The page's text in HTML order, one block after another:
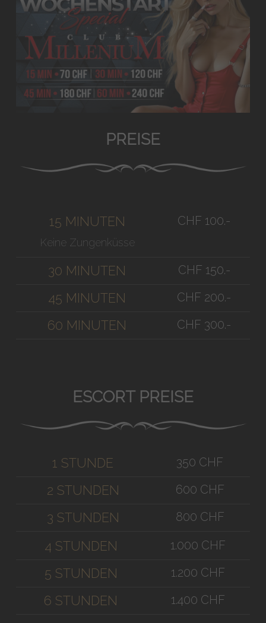
PREISE
15 MINUTEN
Keine Zungenküsse
CHF 100.-
30 MINUTEN CHF 150.-
45 MINUTEN CHF 200.-
60 MINUTEN CHF 300.-
ESCORT PREISE
1 STUNDE 350 CHF
2 STUNDEN 600 CHF
3 STUNDEN 800 CHF
4 STUNDEN 1.000 CHF
5 STUNDEN 1.200 CHF
6 STUNDEN 1.400 CHF